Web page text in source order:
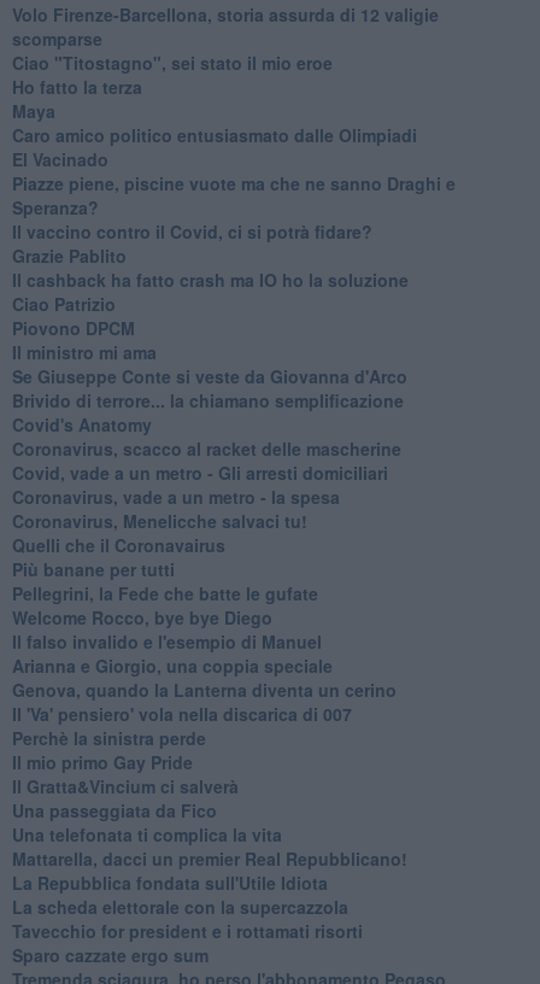
Volo Firenze-Barcellona, storia assurda di 12 valigie
scomparse
Ciao "Titostagno", sei stato il mio eroe
Ho fatto la terza
Maya
Caro amico politico entusiasmato dalle Olimpiadi
El Vacinado
Piazze piene, piscine vuote ma che ne sanno Draghi e
Speranza?
​Il vaccino contro il Covid, ci si potrà fidare?
Grazie Pablito
Il cashback ha fatto crash ma IO ho la soluzione
Ciao Patrizio
Piovono DPCM
Il ministro mi ama
Se Giuseppe Conte si veste da Giovanna d'Arco
Brivido di terrore... la chiamano semplificazione
Covid's Anatomy
Coronavirus, scacco al racket delle mascherine
Covid, vade a un metro - Gli arresti domiciliari
Coronavirus, vade a un metro - la spesa
Coronavirus, Menelicche salvaci tu!
Quelli che il Coronavairus
Più banane per tutti
Pellegrini, la Fede che batte le gufate
Welcome Rocco, bye bye Diego
Il falso invalido e l'esempio di Manuel
Arianna e Giorgio, una coppia speciale
Genova, quando la Lanterna diventa un cerino
Il 'Va' pensiero' vola nella discarica di 007
Perchè la sinistra perde
Il mio primo Gay Pride
Il Gratta&Vincium ci salverà
Una passeggiata da Fico
Una telefonata ti complica la vita
Mattarella, dacci un premier Real Repubblicano!
La Repubblica fondata sull'Utile Idiota
La scheda elettorale con la supercazzola
Tavecchio for president e i rottamati risorti
Sparo cazzate ergo sum
Tremenda sciagura, ho perso l'abbonamento Pegaso